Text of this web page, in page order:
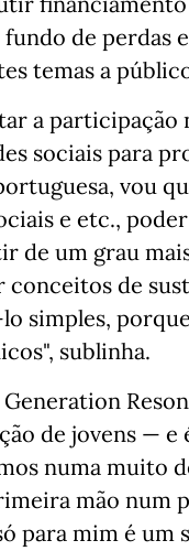
de perdas
temas a
a participação
sociais para
vou
e etc.,
de um grau
de
simples,
sublinha.
de jovens —
numa muito
mão num
para mim é um